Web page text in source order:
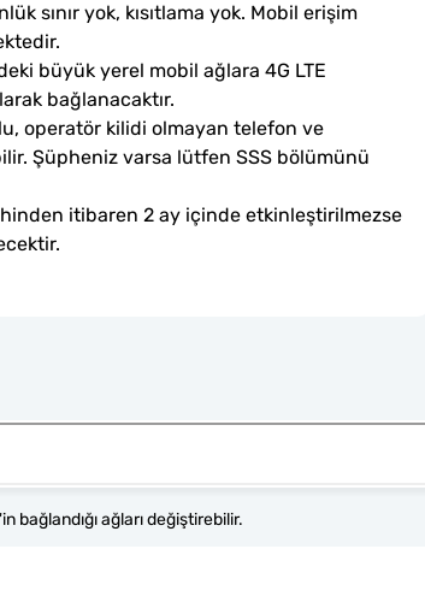
sınır yok, kısıtlama yok. Mobil erişim
büyük yerel mobil ağlara 4G LTE
bağlanacaktır.
operatör kilidi olmayan telefon ve
Şüpheniz varsa lütfen SSS bölümünü
itibaren 2 ay içinde etkinleştirilmezse
bağlandığı ağları değiştirebilir.